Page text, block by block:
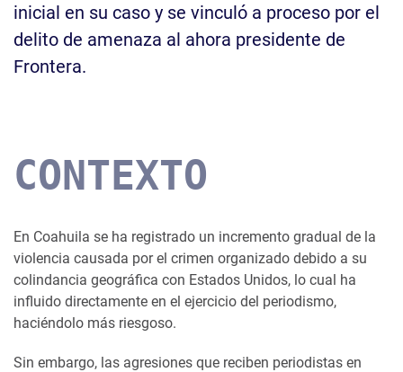
inicial en su caso y se vinculó a proceso por el
delito de amenaza al ahora presidente de
Frontera.
CONTEXTO
En Coahuila se ha registrado un incremento gradual de la
violencia causada por el crimen organizado debido a su
colindancia geográfica con Estados Unidos, lo cual ha
influido directamente en el ejercicio del periodismo,
haciéndolo más riesgoso.
Sin embargo, las agresiones que reciben periodistas en